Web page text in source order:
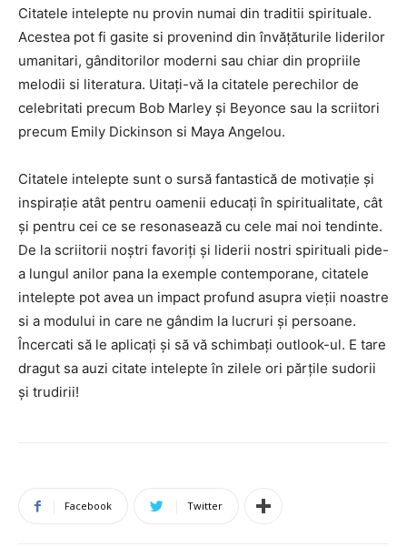
Citatele intelepte nu provin numai din traditii spirituale.
Acestea pot fi gasite si provenind din învățăturile liderilor
umanitari, gânditorilor moderni sau chiar din propriile
melodii si literatura. Uitați-vă la citatele perechilor de
celebritati precum Bob Marley și Beyonce sau la scriitori
precum Emily Dickinson si Maya Angelou.
Citatele intelepte sunt o sursă fantastică de motivație și
inspirație atât pentru oamenii educați în spiritualitate, cât
și pentru cei ce se resonasează cu cele mai noi tendinte.
De la scriitorii noștri favoriți și liderii nostri spirituali pide-
a lungul anilor pana la exemple contemporane, citatele
intelepte pot avea un impact profund asupra vieții noastre
si a modului in care ne gândim la lucruri și persoane.
Încercati să le aplicați și să vă schimbați outlook-ul. E tare
dragut sa auzi citate intelepte în zilele ori părțile sudorii
și trudirii!
Facebook Twitter